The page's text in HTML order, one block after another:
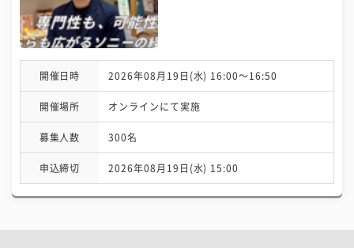
開催日時 2026年08月19日(水) 16:00〜16:50
開催場所 オンラインにて実施
募集人数 300名
申込締切 2026年08月19日(水) 15:00